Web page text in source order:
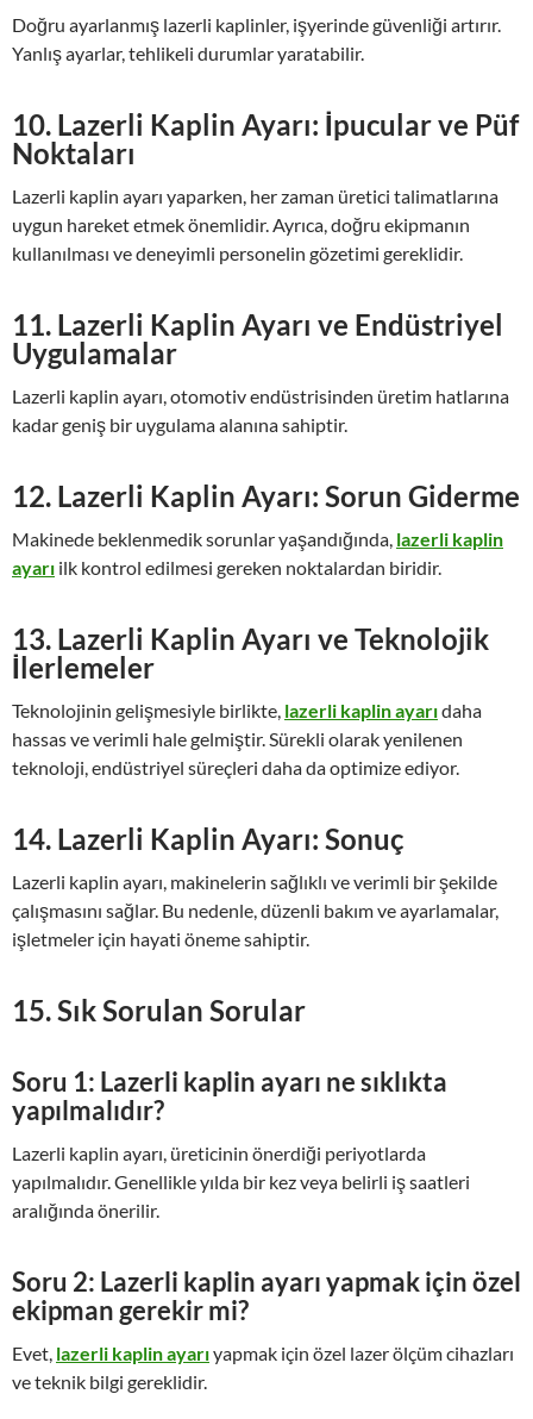
Doğru ayarlanmış lazerli kaplinler, işyerinde güvenliği artırır.
Yanlış ayarlar, tehlikeli durumlar yaratabilir.
10. Lazerli Kaplin Ayarı: İpucular ve Püf
Noktaları
Lazerli kaplin ayarı yaparken, her zaman üretici talimatlarına
uygun hareket etmek önemlidir. Ayrıca, doğru ekipmanın
kullanılması ve deneyimli personelin gözetimi gereklidir.
11. Lazerli Kaplin Ayarı ve Endüstriyel
Uygulamalar
Lazerli kaplin ayarı, otomotiv endüstrisinden üretim hatlarına
kadar geniş bir uygulama alanına sahiptir.
12. Lazerli Kaplin Ayarı: Sorun Giderme
Makinede beklenmedik sorunlar yaşandığında, lazerli kaplin
ayarı ilk kontrol edilmesi gereken noktalardan biridir.
13. Lazerli Kaplin Ayarı ve Teknolojik
İlerlemeler
Teknolojinin gelişmesiyle birlikte, lazerli kaplin ayarıdaha
hassas ve verimli hale gelmiştir. Sürekli olarak yenilenen
teknoloji, endüstriyel süreçleri daha da optimize ediyor.
14. Lazerli Kaplin Ayarı: Sonuç
Lazerli kaplin ayarı, makinelerin sağlıklı ve verimli bir şekilde
çalışmasını sağlar. Bu nedenle, düzenli bakım ve ayarlamalar,
işletmeler için hayati öneme sahiptir.
15. Sık Sorulan Sorular
Soru 1: Lazerli kaplin ayarı ne sıklıkta
yapılmalıdır?
Lazerli kaplin ayarı, üreticinin önerdiği periyotlarda
yapılmalıdır. Genellikle yılda bir kez veya belirli iş saatleri
aralığında önerilir.
Soru 2: Lazerli kaplin ayarı yapmak için özel
ekipman gerekir mi?
Evet, lazerli kaplin ayarıyapmak için özel lazer ölçüm cihazları
ve teknik bilgi gereklidir.